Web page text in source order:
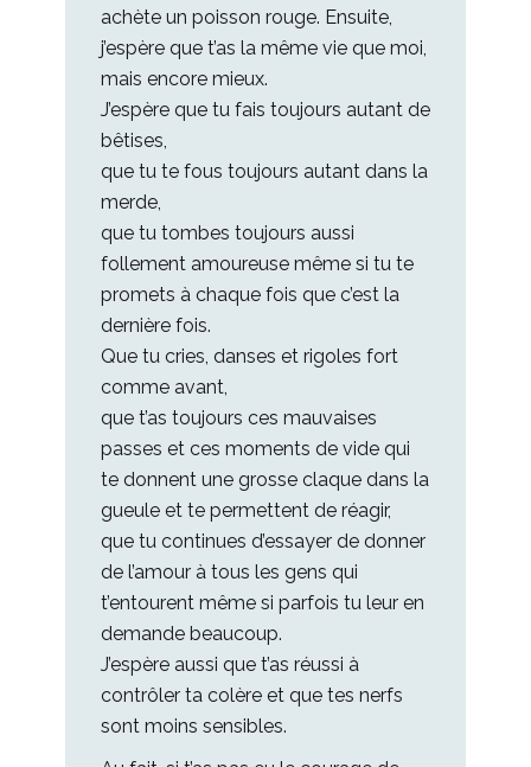
achète un poisson rouge. Ensuite,
j’espère que t’as la même vie que moi,
mais encore mieux.
J’espère que tu fais toujours autant de
bêtises,
que tu te fous toujours autant dans la
merde,
que tu tombes toujours aussi
follement amoureuse même si tu te
promets à chaque fois que c’est la
dernière fois.
Que tu cries, danses et rigoles fort
comme avant,
que t’as toujours ces mauvaises
passes et ces moments de vide qui
te donnent une grosse claque dans la
gueule et te permettent de réagir,
que tu continues d’essayer de donner
de l’amour à tous les gens qui
t’entourent même si parfois tu leur en
demande beaucoup.
J’espère aussi que t’as réussi à
contrôler ta colère et que tes nerfs
sont moins sensibles.